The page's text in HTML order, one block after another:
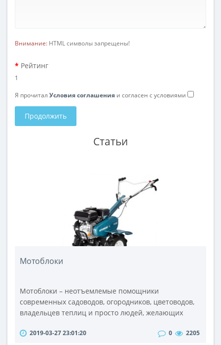
Внимание: HTML символы запрещены!
Рейтинг
1
Я прочитал Условия соглашения и согласен с условиями
Продолжить
Статьи
Мотоблоки
Мотоблоки – неотъемлемые помощники
современных садоводов, огородников, цветоводов,
владельцев теплиц и просто людей, желающих
культурном состоянии. В современных условиях
2019-03-27 23:01:20 0 2205